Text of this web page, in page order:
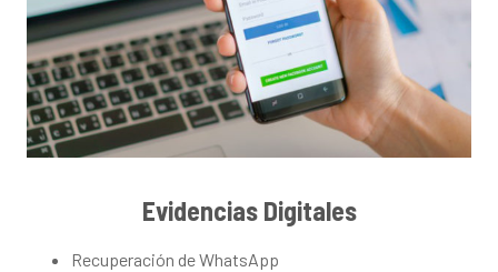
Evidencias Digitales
Recuperación de WhatsApp